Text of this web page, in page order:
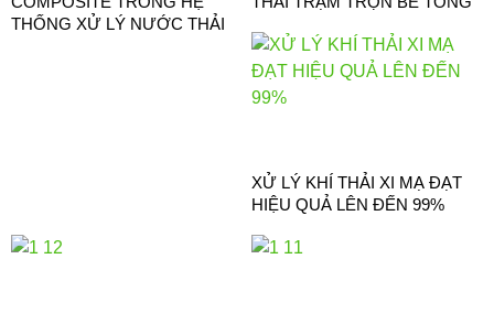
THỐNG XỬ LÝ NƯỚC THẢI
XỬ LÝ KHÍ THẢI XI MẠ ĐẠT
HIỆU QUẢ LÊN ĐẾN 99%